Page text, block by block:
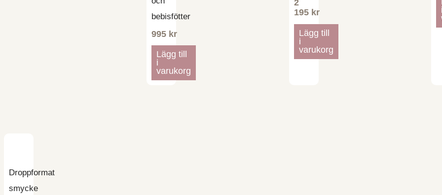
bebisfötter
995 kr
Lägg till
i
varukorg
2
195 kr
Lägg till
i
varukorg
i
Droppformat
smycke